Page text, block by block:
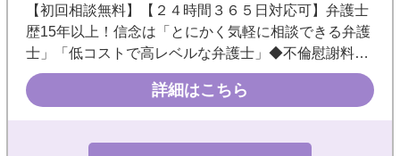
【初回相談無料】【２４時間３６５日対応可】弁護士
歴15年以上！信念は「とにかく気軽に相談できる弁護
士」「低コストで高レベルな弁護士」◆不倫慰謝料の
「請求する側」「請求された側」双方に豊富な実績あ
り◎《銀座駅徒歩3分／メール・WEB相談可／夜間・
休日も事前予約で対応》
詳細はこちら